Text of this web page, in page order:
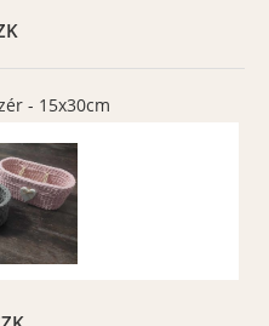
- 15x30cm